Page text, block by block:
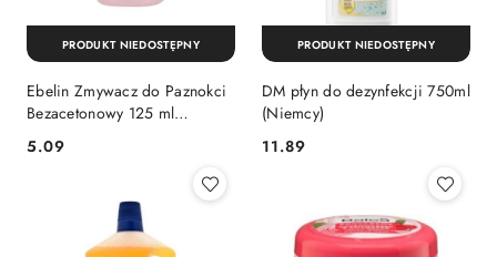
Ebelin Zmywacz do Paznokci
Bezacetonowy 125 ml
(Niemcy)
Cena:
5.09
PRODUKT NIEDOSTĘPNY
DM płyn do dezynfekcji 750ml
(Niemcy)
Cena:
11.89
PRODUKT NIEDOSTĘPNY